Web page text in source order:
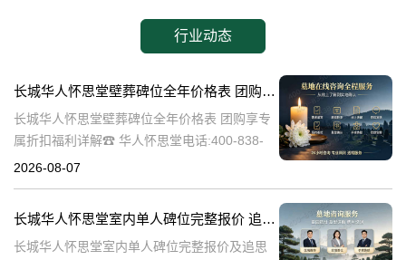
行业动态
长城华人怀思堂壁葬碑位全年价格表 团购享专属折扣福利详解
长城华人怀思堂壁葬碑位全年价格表 团购享专
属折扣福利详解☎ 华人怀思堂电话:400-838-
5063随着社会的发展和人们观念的变化，越来
2026-08-07
长城华人怀思堂室内单人碑位完整报价 追思厅使用费用减免详解
长城华人怀思堂室内单人碑位完整报价及追思